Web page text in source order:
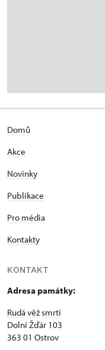
Domů
Akce
Novinky
Publikace
Pro média
Kontakty
KONTAKT
Adresa památky:
Rudá věž smrti
Dolní Žďár 103
363 01 Ostrov